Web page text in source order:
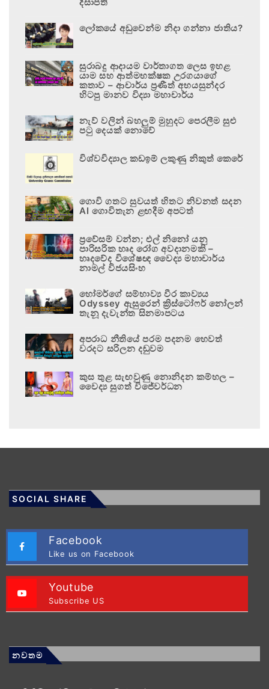
ලෝකයේ අඩුවෙන්ම නිදා ගන්නා ජාතිය?
සුරාබදු ආදායම වාර්තාගත ලෙස ඉහළ
යාම සහ ආත්මභක්ෂක උරගයාගේ
කතාව – ආචාර්ය ප්‍රණීත් අභයසුන්දර
හිටපු මානව විද්‍යා මහාචාර්ය
නැව් වලින් බහලුම් මුහුදට පෙරලීම සුළු
පටු දෙයක් නොවේ
විශ්වවිද්‍යාල කඩඉම් ලකුණු නිකුත් කෙරේ
ගොවි ගතට සුවයත් හිතට නිවනත් සදන
AI ගොවිතැන ළඟදීම අපටත්
ප්‍රවේසම් වන්න; එල් නිනෝ යනු
පාරිසරික හෘද රෝග අවදානමකි –
හෘදවේද විශේෂඥ වෛද්‍ය මහාචාර්ය
නාමල් විජයසිංහ
හෝමර්ගේ සම්භාව්‍ය වීර කාව්‍යය
Odyssey ඇසුරෙන් ක්‍රිස්ටෝෆර් නෝලන්
තැනූ දැවැන්ත සිනමාපටය
අපරාධ නීතියේ පරම පදනම හෙවත්
වරදට සරිලන දඬුවම
කුස තුළ සැඟවුණු නොනිදන කම්හල –
වෛද්‍ය සුගත් විජේවර්ධන
SOCIAL SHARE
Facebook
Like us on Facebook
Youtube
Subscribe US
නවතම